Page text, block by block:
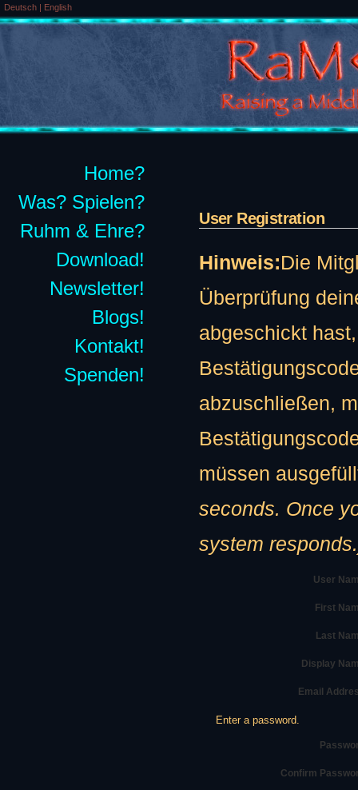
Deutsch | English
Home?
Was? Spielen?
Ruhm & Ehre?
Download!
Newsletter!
Blogs!
Kontakt!
Spenden!
User Registration
Hinweis:Die
Überprüfung
abgeschickt
abzuschließen,
müssen
seconds. Once you click the Register button please wait until the
system
User
First
Last
Display
Email
Enter a password.
Confirm